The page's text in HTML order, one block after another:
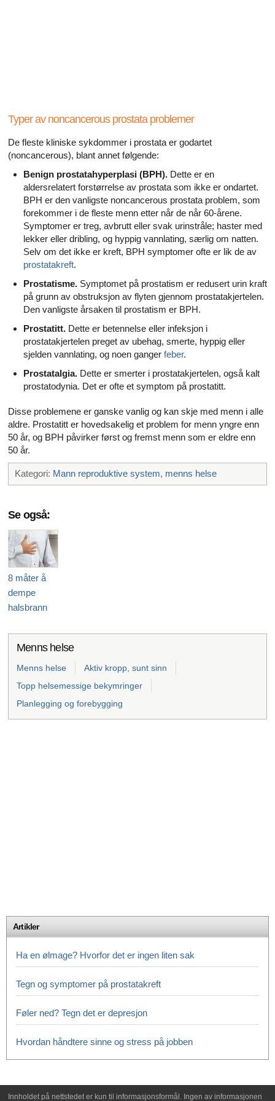
Alle artikler om mannlige reproduksjonssystemet
Alle artikler om Alzheimers sykdom
Typer av noncancerous prostata problemer
De fleste kliniske sykdommer i prostata er godartet
(noncancerous), blant annet følgende:
Benign prostatahyperplasi (BPH). Dette er en
aldersrelatert forstørrelse av prostata som ikke er ondartet.
BPH er den vanligste noncancerous prostata problem, som
forekommer i de fleste menn etter når de når 60-årene.
Symptomer er treg, avbrutt eller svak urinstråle; haster med
lekker eller dribling, og hyppig vannlating, særlig om natten.
Selv om det ikke er kreft, BPH symptomer ofte er lik de av
prostatakreft.
Prostatisme. Symptomet på prostatism er redusert urin kraft
på grunn av obstruksjon av flyten gjennom prostatakjertelen.
Den vanligste årsaken til prostatism er BPH.
Prostatitt. Dette er betennelse eller infeksjon i
prostatakjertelen preget av ubehag, smerte, hyppig eller
sjelden vannlating, og noen ganger feber.
Prostatalgia. Dette er smerter i prostatakjertelen, også kalt
prostatodynia. Det er ofte et symptom på prostatitt.
Disse problemene er ganske vanlig og kan skje med menn i alle
aldre. Prostatitt er hovedsakelig et problem for menn yngre enn
50 år, og BPH påvirker først og fremst menn som er eldre enn
50 år.
Kategori: Mann reproduktive system, menns helse
Se også:
8 måter å
dempe
halsbrann
Menns helse
Menns helse
Aktiv kropp, sunt sinn
Topp helsemessige bekymringer
Planlegging og forebygging
Artikler
Ha en ølmage? Hvorfor det er ingen liten sak
Tegn og symptomer på prostatakreft
Føler ned? Tegn det er depresjon
Hvordan håndtere sinne og stress på jobben
Innholdet på nettstedet er kun til informasjonsformål. Ingen av informasjonen